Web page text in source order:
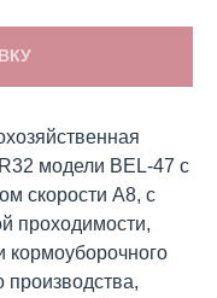
модели BEL-47 с
скорости А8, с
проходимости,
кормоуборочного
производства,